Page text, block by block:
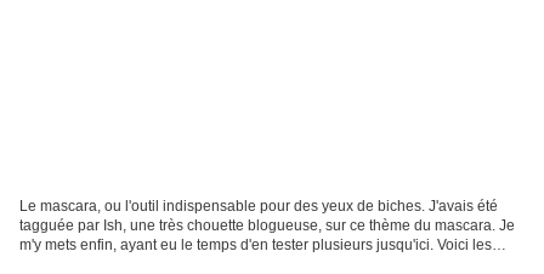
Le mascara, ou l'outil indispensable pour des yeux de biches. J'avais été
tagguée par Ish, une très chouette blogueuse, sur ce thème du mascara. Je
m'y mets enfin, ayant eu le temps d'en tester plusieurs jusqu'ici. Voici les